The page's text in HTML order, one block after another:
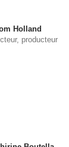
Holland
producteur